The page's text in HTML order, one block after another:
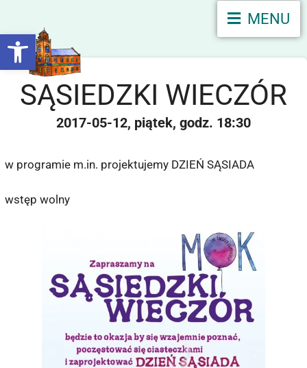
Otwórz pasek narzędzi
MENU
SĄSIEDZKI WIECZÓR
2017-05-12 piątek 18:30
w programie m.in. projektujemy DZIEŃ SĄSIADA
wstęp wolny